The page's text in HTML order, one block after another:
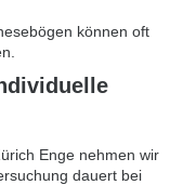
können oft
Enge nehmen wir
dauert bei